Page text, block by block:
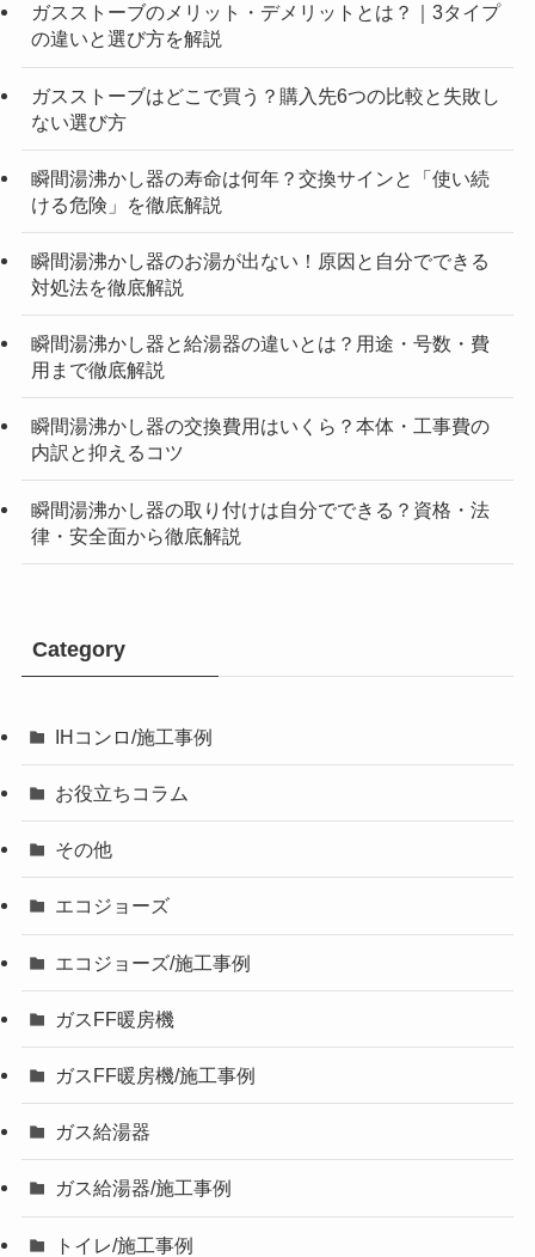
ガスストーブのメリット・デメリットとは？｜3タイプ
の違いと選び方を解説
ガスストーブはどこで買う？購入先6つの比較と失敗し
ない選び方
瞬間湯沸かし器の寿命は何年？交換サインと「使い続
ける危険」を徹底解説
瞬間湯沸かし器のお湯が出ない！原因と自分でできる
対処法を徹底解説
瞬間湯沸かし器と給湯器の違いとは？用途・号数・費
用まで徹底解説
瞬間湯沸かし器の交換費用はいくら？本体・工事費の
内訳と抑えるコツ
瞬間湯沸かし器の取り付けは自分でできる？資格・法
律・安全面から徹底解説
Category
IHコンロ/施工事例
お役立ちコラム
その他
エコジョーズ
エコジョーズ/施工事例
ガスFF暖房機
ガスFF暖房機/施工事例
ガス給湯器
ガス給湯器/施工事例
トイレ/施工事例